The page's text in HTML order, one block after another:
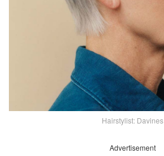
Hairstylist: Davines
Advertisement